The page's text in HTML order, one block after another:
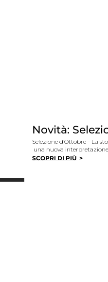
Novità:
Selezione d’Ottobre - La
una nuova
SCOPRI DI PIÙ >